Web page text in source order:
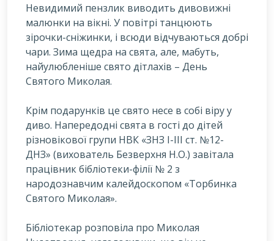
Невидимий пензлик виводить дивовижні
малюнки на вікні. У повітрі танцюють
зірочки-сніжинки, і всюди відчуваються добрі
чари. Зима щедра на свята, але, мабуть,
найулюбленіше свято дітлахів – День
Святого Миколая.
Крім подарунків це свято несе в собі віру у
диво. Напередодні свята в гості до дітей
різновікової групи НВК «ЗНЗ I-III ст. №12-
ДНЗ» (вихователь Безверхня Н.О.) завітала
працівник бібліотеки-філії № 2 з
народознавчим калейдоскопом «Торбинка
Святого Миколая».
Бібліотекар розповіла про Миколая